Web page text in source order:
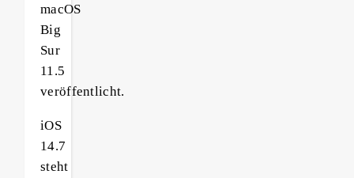
macOS
Big
Sur
11.5
veröffentlicht.
iOS
14.7
steht